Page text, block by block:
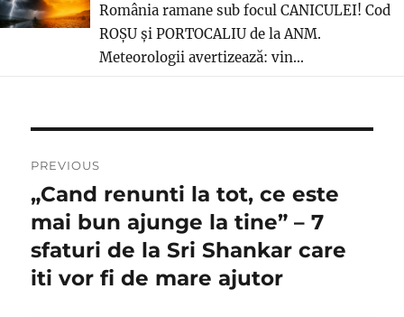
România ramane sub focul CANICULEI! Cod
ROȘU și PORTOCALIU de la ANM.
Meteorologii avertizează: vin...
în
articole
PREVIOUS
Previous
post:
„Cand renunti la tot, ce este
mai bun ajunge la tine” – 7
sfaturi de la Sri Shankar care
iti vor fi de mare ajutor